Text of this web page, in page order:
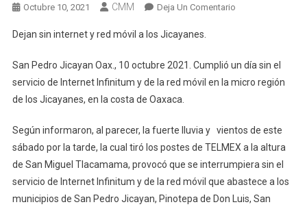
Octubre 10, 2021 CMM Deja Un ComentarioEn
Y
Red
Los
Jicayanes.
Dejan sin internet y red móvil a los Jicayanes.
San Pedro Jicayan Oax., 10 octubre 2021. Cumplió un día sin el
servicio de Internet Infinitum y de la red móvil en la micro región
de los Jicayanes, en la costa de Oaxaca.
Según informaron, al parecer, la fuerte lluvia y vientos de este
sábado por la tarde, la cual tiró los postes de TELMEX a la altura
de San Miguel Tlacamama, provocó que se interrumpiera sin el
servicio de Internet Infinitum y de la red móvil que abastece a los
municipios de San Pedro Jicayan, Pinotepa de Don Luis, San